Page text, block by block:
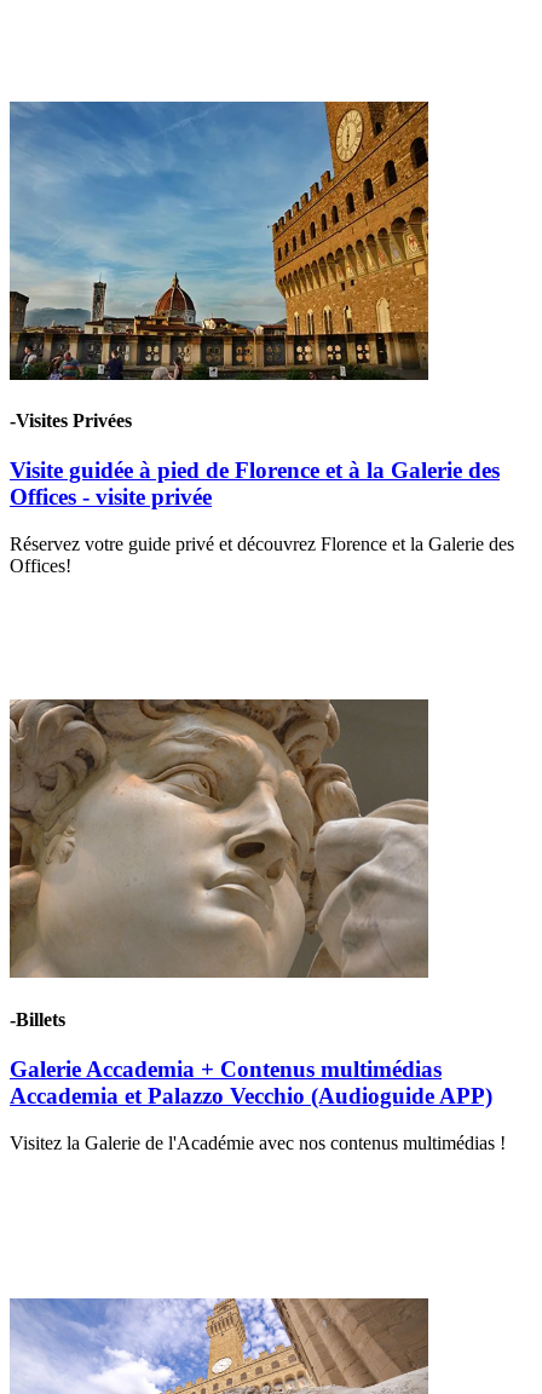
-Visites Privées
Visite guidée à pied de Florence et à la Galerie des
Offices - visite privée
Réservez votre guide privé et découvrez Florence et la Galerie des
Offices!
-Billets
Galerie Accademia + Contenus multimédias
Accademia et Palazzo Vecchio (Audioguide APP)
Visitez la Galerie de l'Académie avec nos contenus multimédias !